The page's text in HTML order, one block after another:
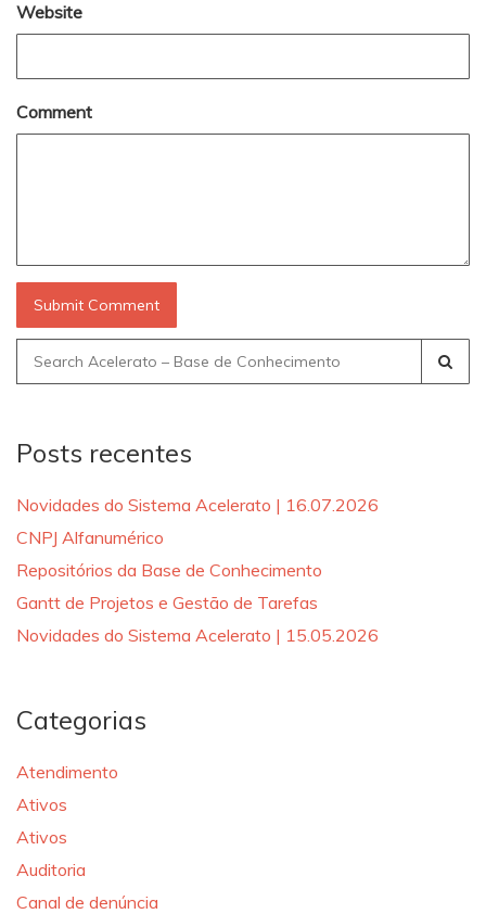
Website
Comment
Search
for:
Posts recentes
Novidades do Sistema Acelerato | 16.07.2026
CNPJ Alfanumérico
Repositórios da Base de Conhecimento
Gantt de Projetos e Gestão de Tarefas
Novidades do Sistema Acelerato | 15.05.2026
Categorias
Atendimento
Ativos
Ativos
Auditoria
Canal de denúncia